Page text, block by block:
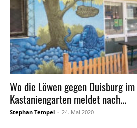
Wo die Löwen gegen Duisburg
Kastaniengarten meldet nach...
Stephan Tempel - 24. Mai 2020